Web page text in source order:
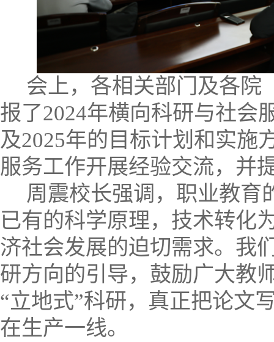
会上，各相关部门及各院
报了2024年横向科研与社会
及2025年的目标计划和实施
服务工作开展经验交流，并
周震校长强调，职业教育
已有的科学原理，技术转化
济社会发展的迫切需求。我
研方向的引导，鼓励广大教
“立地式”科研，真正把论文
在生产一线。